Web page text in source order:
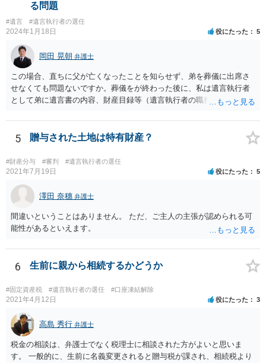
る問題
#遺言 #遺言執行者の選任
2024年1月18日 役にたった 5
岡田 晃朝 弁護士
この場合、直ちに父が亡くなったことを知らせず、弟を葬儀に出席さ
せなくても問題ないですか。葬儀をが終わった後に、私は遺言執行者
として弟に遺言書の内容、財産目録等（遺言執行者の職務）を知らせ
るかは喪主の自由です。 呼ばなくてもかまいません。 そもそも、そう
いう法律関係にありません。 遺言の内容と遺産の総額の通知、公正証
で、対応しましょう。 そのあとは遺留分の請求などがあればそれへの
対応となるでしょう。
5 贈与された土地は特有財産？
#財産分与 #審判 #遺言執行者の選任
2021年7月19日 役にたった 5
澤田 奈穗 弁護士
間違いということはありません。 ただ、ご主人の主張が認められる可
能性があるといえます。
6 生前に親から相続するかどうか
#固定資産税 #遺言執行者の選任 #口座凍結解除
2021年4月12日 役にたった 3
高島 秀行 弁護士
税金の相談は、弁護士でなく税理士に相談された方がよいと思いま
す。 一般的に、生前に名義変更されると贈与税が課され、相続税より